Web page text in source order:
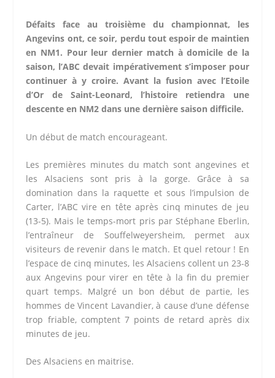
Défaits face au troisième du championnat, les
Angevins ont, ce soir, perdu tout espoir de maintien
en NM1. Pour leur dernier match à domicile de la
saison, l’ABC devait impérativement s’imposer pour
continuer à y croire. Avant la fusion avec l’Etoile
d’Or de Saint-Leonard, l’histoire retiendra une
descente en NM2 dans une dernière saison difficile.
Un début de match encourageant.
Les premières minutes du match sont angevines et
les Alsaciens sont pris à la gorge. Grâce à sa
domination dans la raquette et sous l’impulsion de
Carter, l’ABC vire en tête après cinq minutes de jeu
(13-5). Mais le temps-mort pris par Stéphane Eberlin,
l’entraîneur de Souffelweyersheim, permet aux
visiteurs de revenir dans le match. Et quel retour ! En
l’espace de cinq minutes, les Alsaciens collent un 23-8
aux Angevins pour virer en tête à la fin du premier
quart temps. Malgré un bon début de partie, les
hommes de Vincent Lavandier, à cause d’une défense
trop friable, comptent 7 points de retard après dix
minutes de jeu.
Des Alsaciens en maitrise.